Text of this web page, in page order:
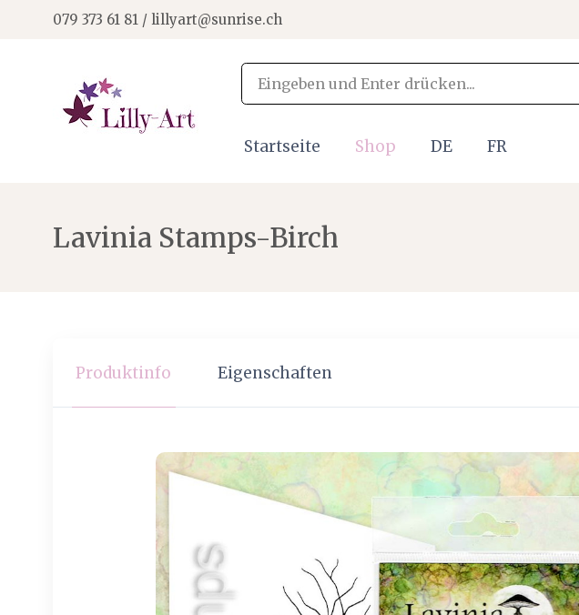
079 373 61 81 / lillyart@sunrise.ch
Startseite Shop DE FR
Lavinia Stamps-Birch
Produktinfo Eigenschaften